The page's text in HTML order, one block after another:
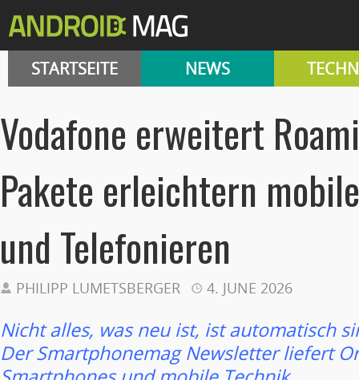
STARTSEITE NEWS
Vodafone erweitert
Pakete erleichtern
und Telefonieren
PHILIPP LUMETSBERGER 4. JUNE 2026
Nicht alles, was neu ist, ist automatisch
Der Smartphonemag Newsletter liefert